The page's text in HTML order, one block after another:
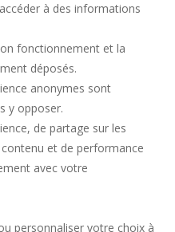
à des informations
fonctionnement et la
déposés.
anonymes sont
y opposer.
de partage sur les
et de performance
avec votre
personnaliser votre choix à